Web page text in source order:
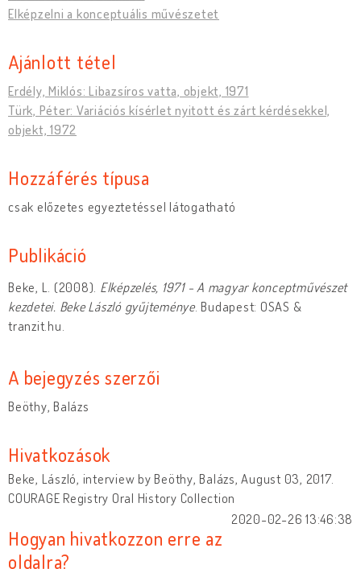
Elképzelni a konceptuális művészetet
Ajánlott tétel
Erdély, Miklós: Libazsíros vatta, objekt, 1971
Türk, Péter: Variációs kísérlet nyitott és zárt kérdésekkel,
objekt, 1972
Hozzáférés típusa
csak előzetes egyeztetéssel látogatható
Publikáció
Beke, L. (2008). Elképzelés, 1971 - A magyar konceptművészet
kezdetei. Beke László gyűjteménye. Budapest: OSAS &
tranzit.hu.
A bejegyzés szerzői
Beöthy, Balázs
Hivatkozások
Beke, László, interview by Beöthy, Balázs, August 03, 2017.
COURAGE Registry Oral History Collection
2020-02-26 13:46:38
Hogyan hivatkozzon erre az
oldalra?